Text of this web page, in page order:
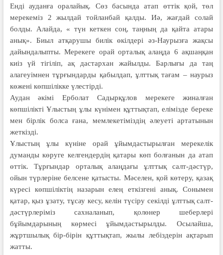
Енді ауданға оралайық. Сөз басында атап өттік қой, төл
мерекеміз 2 жылдай тойланбай қалды. Иә, жағдай солай
болды. Алайда, « түн кеткен соң, таңның да қайта атары
анық». Биыл атқарушы билік өкілдері әз-Наурызға жақсы
дайындалыпты. Мерекеге орай орталық алаңда 6 ақшаңқан
киіз үй тігіліп, ақ дастархан жайылды. Барлығы да таң
алагеуімнен тұрғындарды қабылдап, ұлттық тағам – наурыз
көжені көпшілікке үлестірді.
Аудан әкімі Ерболат Садырқұлов мерекеге жиналған
көпшілікті Ұлыстың ұлы күнімен құттықтап, елімізде береке
мен бірлік болса ғана, мемлекетіміздің әлеуеті артатынын
жеткізді.
Ұлыстың ұлы күніне орай ұйымдастырылған мерекелік
думанды көруге келгендердің қатары көп болғанын да атап
өттік. Тұрғындар орталық алаңдағы ұлттық салт-дәстүр,
ойын түрлеріне белсене қатысты. Мәселен, қой көтеру, қазақ
күресі көпшіліктің назарын елең еткізгені анық. Сонымен
қатар, қыз ұзату, тұсау кесу, келін түсіру секілді ұлттық салт-
дәстүрлеріміз сахналанып, қолөнер шеберлері
бұйымдарының көрмесі ұйымдастырылды. Осылайша,
жұртшылық бір-бірін құттықтап, жылы лебіздерін ақтарып
жатты.